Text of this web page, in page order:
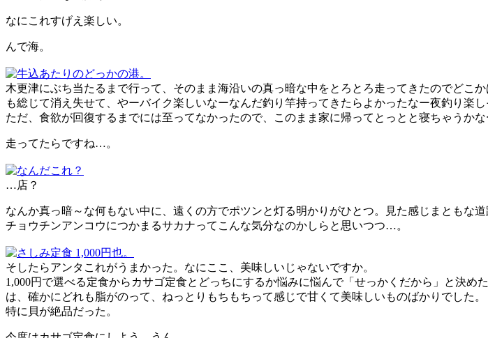
なにこれすげえ楽しい。
んで海。
木更津にぶち当たるまで行って、そのまま海沿いの真っ暗な中をとろとろ走ってきたのでど
も総じて消え失せて、やーバイク楽しいなーなんだ釣り竿持ってきたらよかったなー夜釣り楽し
ただ、食欲が回復するまでには至ってなかったので、このまま家に帰ってとっとと寝ちゃうか
走ってたらですね…。
…店？
なんか真っ暗～な何もない中に、遠くの方でポツンと灯る明かりがひとつ。見た感じまともな
チョウチンアンコウにつかまるサカナってこんな気分なのかしらと思いつつ…。
そしたらアンタこれがうまかった。なにここ、美味しいじゃないですか。
1,000円で選べる定食からカサゴ定食とどっちにするか悩みに悩んで「せっかくだから」と決
は、確かにどれも脂がのって、ねっとりもちもちって感じで甘くて美味しいものばかりでした。
特に貝が絶品だった。